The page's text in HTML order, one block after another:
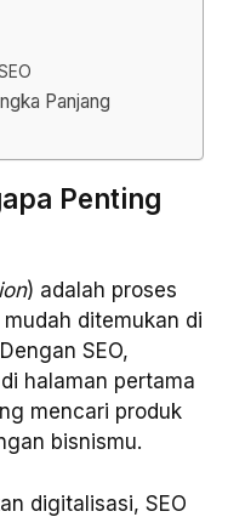
Panjang
Penting
) adalah proses
ditemukan di
SEO,
halaman pertama
mencari produk
bisnismu.
digitalisasi, SEO